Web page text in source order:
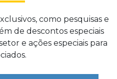
como pesquisas e
de descontos especiais
e ações especiais para